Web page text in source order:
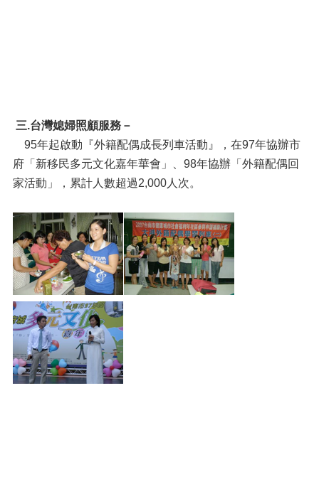
三.台灣媳婦照顧服務－
95年起啟動『外籍配偶成長列車活動』，在97年協辦市
府「新移民多元文化嘉年華會」、98年協辦「外籍配偶回
家活動」，累計人數超過2,000人次。